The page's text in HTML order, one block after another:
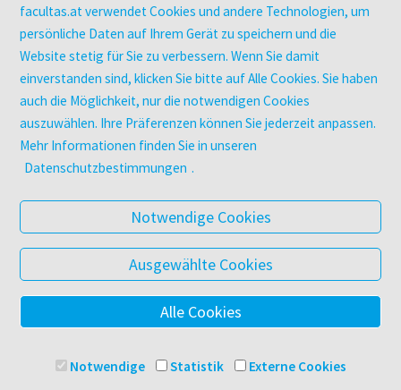
utb elibrary
E-Books
facultas Club
UNTERNEHMEN
Über facultas
Arbeiten bei facultas
Datenschutz & Cookies
AGB
Barrierefreiheit
© 2025 Facultas Verlags- und Buchhandels AG
facultas.at verwendet Cookies und andere Technologien, um
persönliche Daten auf Ihrem Gerät zu speichern und die
Website stetig für Sie zu verbessern. Wenn Sie damit
einverstanden sind, klicken Sie bitte auf Alle Cookies. Sie haben
auch die Möglichkeit, nur die notwendigen Cookies
auszuwählen. Ihre Präferenzen können Sie jederzeit anpassen.
Mehr Informationen finden Sie in unseren
Datenschutzbestimmungen .
Notwendige Cookies
Ausgewählte Cookies
Alle Cookies
Notwendige Statistik Externe Cookies